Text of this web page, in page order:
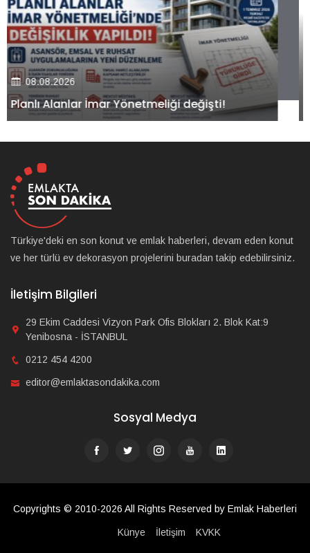
08.08.2026
Kiler GYO’dan Pendik Dolayoba projesiyle ilgili
önemli adım!
Türkiye'deki en son konut ve emlak haberleri, devam eden konut
ve her türlü ev dekorasyon projelerini buradan takip edebilirsiniz.
İletişim Bilgileri
29 Ekim Caddesi Vizyon Park Ofis Blokları 2. Blok Kat:9
Yenibosna - İSTANBUL
0212 454 4200
editor@emlaktasondakika.com
Sosyal Medya
Copyrights © 2010-2026 All Rights Reserved by Emlak Haberleri
Künye İletişim KVKK